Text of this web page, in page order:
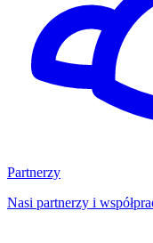
Partnerzy
Nasi partnerzy i